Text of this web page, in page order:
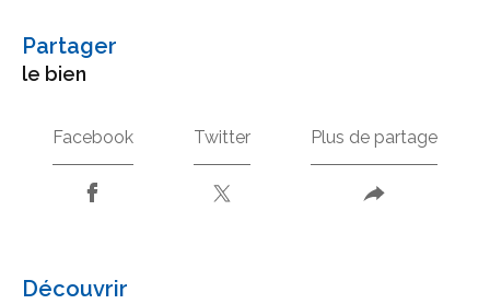
partager
le bien
Facebook Twitter Plus de partage
découvrir